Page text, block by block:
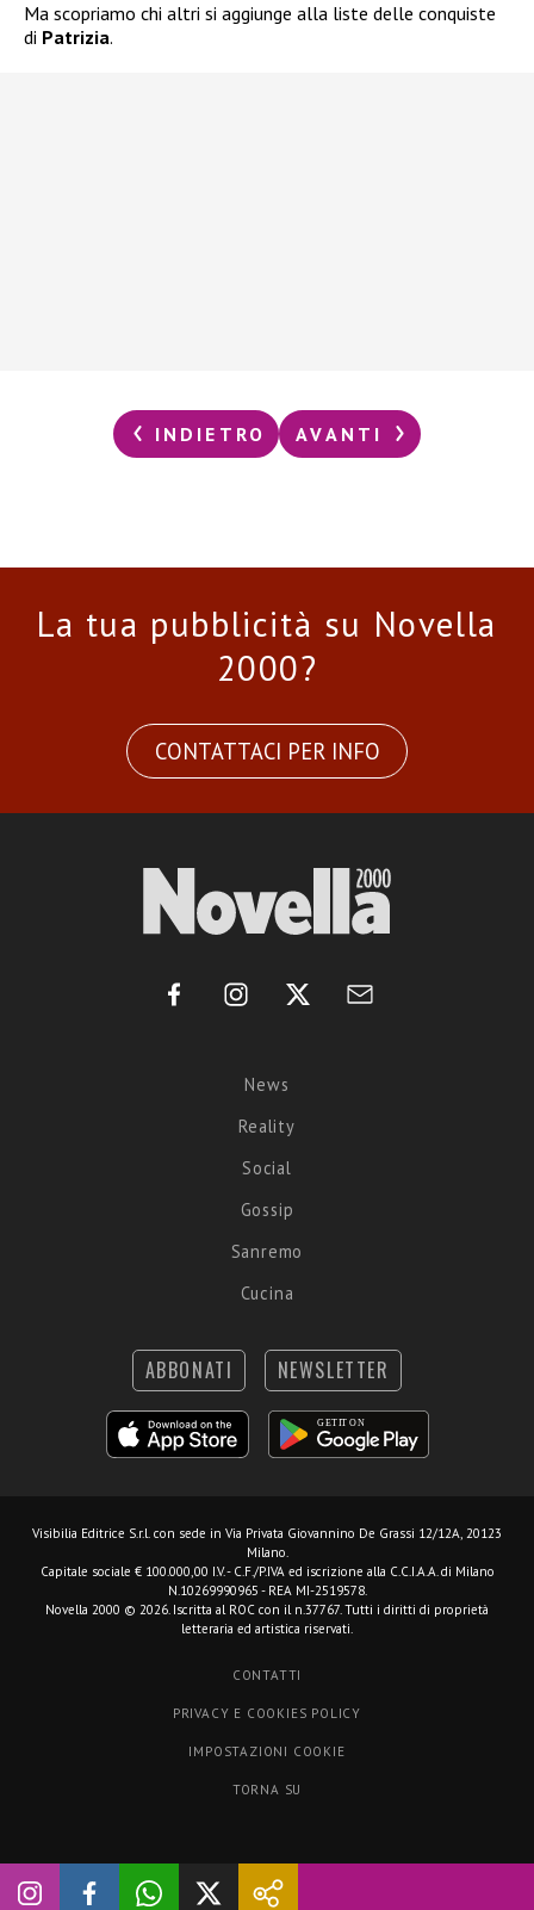
Ma scopriamo chi altri si aggiunge alla liste delle conquiste
di Patrizia.
INDIETRO AVANTI
La tua pubblicità su Novella
2000?
CONTATTACI PER INFO
News
Reality
Social
Gossip
Sanremo
Cucina
ABBONATI NEWSLETTER
Visibilia Editrice S.r.l. con sede in Via Privata Giovannino De Grassi 12/12A, 20123
Milano.
Capitale sociale € 100.000,00 I.V. - C.F./P.IVA ed iscrizione alla C.C.I.A.A. di Milano
N.10269990965 - REA MI-2519578.
Novella 2000 © 2026. Iscritta al ROC con il n.37767. Tutti i diritti di proprietà
letteraria ed artistica riservati.
CONTATTI
PRIVACY E COOKIES POLICY
IMPOSTAZIONI COOKIE
TORNA SU